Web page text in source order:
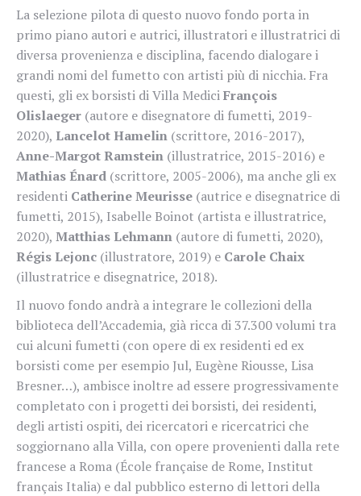
La selezione pilota di questo nuovo fondo porta in
primo piano autori e autrici, illustratori e illustratrici di
diversa provenienza e disciplina, facendo dialogare i
grandi nomi del fumetto con artisti più di nicchia. Fra
questi, gli ex borsisti di Villa MediciFrançois
Olislaeger (autore e disegnatore di fumetti, 2019-
2020), Lancelot Hamelin (scrittore, 2016-2017),
Anne-Margot Ramstein (illustratrice, 2015-2016) e
Mathias Énard (scrittore, 2005-2006), ma anche gli ex
residenti Catherine Meurisse (autrice e disegnatrice di
fumetti, 2015), Isabelle Boinot (artista e illustratrice,
2020), Matthias Lehmann (autore di fumetti, 2020),
Régis Lejonc (illustratore, 2019) e Carole Chaix
(illustratrice e disegnatrice, 2018).
Il nuovo fondo andrà a integrare le collezioni della
biblioteca dell’Accademia, già ricca di 37.300 volumi tra
cui alcuni fumetti (con opere di ex residenti ed ex
borsisti come per esempio Jul, Eugène Riousse, Lisa
Bresner…), ambisce inoltre ad essere progressivamente
completato con i progetti dei borsisti, dei residenti,
degli artisti ospiti, dei ricercatori e ricercatrici che
soggiornano alla Villa, con opere provenienti dalla rete
francese a Roma (École française de Rome, Institut
français Italia) e dal pubblico esterno di lettori della